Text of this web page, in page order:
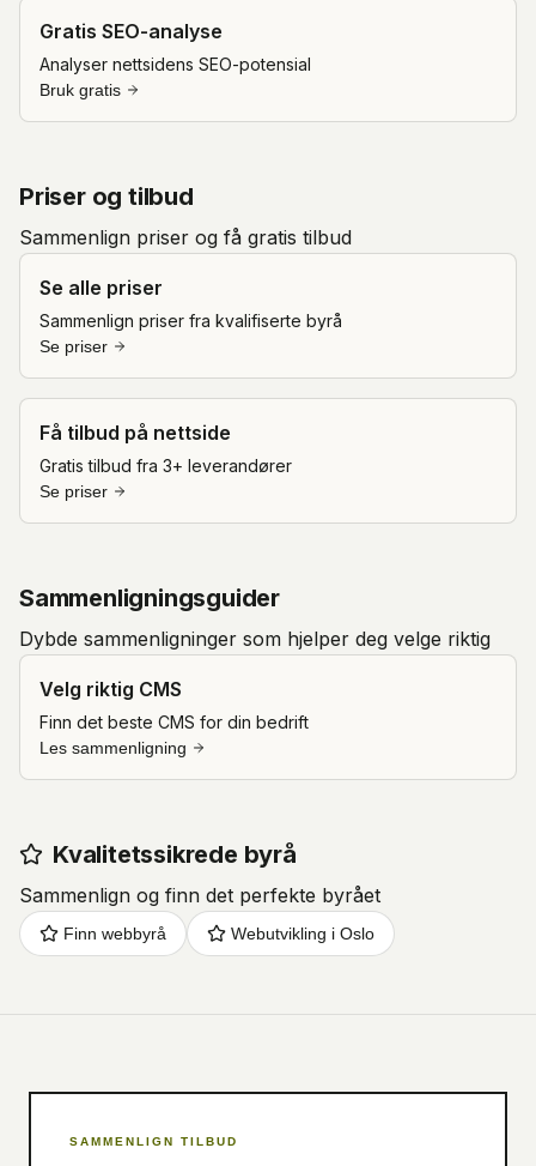
Gratis SEO-analyse
Analyser nettsidens SEO-potensial
Bruk gratis
Priser og tilbud
Sammenlign priser og få gratis tilbud
Se alle priser
Sammenlign priser fra kvalifiserte byrå
Se priser
Få tilbud på nettside
Gratis tilbud fra 3+ leverandører
Se priser
Sammenligningsguider
Dybde sammenligninger som hjelper deg velge riktig
Velg riktig CMS
Finn det beste CMS for din bedrift
Les sammenligning
Kvalitetssikrede byrå
Sammenlign og finn det perfekte byrået
Finn webbyrå Webutvikling i Oslo
SAMMENLIGN TILBUD